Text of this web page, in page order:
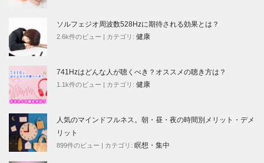
ソルフェジオ周波数528Hzに期待される効果とは？
2.6k件のビュー カテゴリ: 健康
741Hzはどんな人が聴くべき？オススメの聴き方は？
1.1k件のビュー カテゴリ: 健康
人気のマインドフルネス。朝・昼・夜の時間別メリット・デメ
リット
899件のビュー カテゴリ: 瞑想・集中